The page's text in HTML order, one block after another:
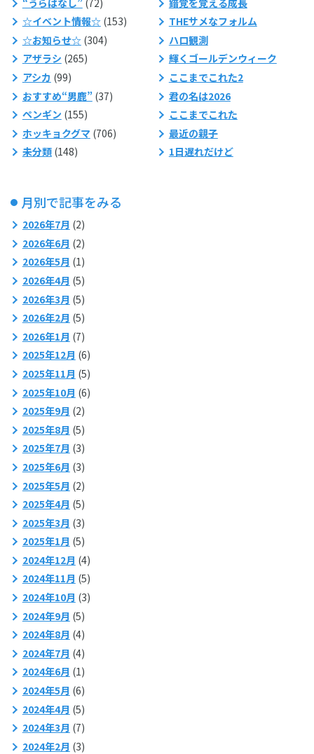
☆イベント情報☆(153)
☆お知らせ☆(304)
アザラシ (265)
アシカ (99)
おすすめ“男鹿”(37)
ペンギン (155)
ホッキョクグマ (706)
未分類(148)
THEサメなフォルム
ハロ観測
輝くゴールデンウィーク
ここまでこれた2
君の名は2026
ここまでこれた
最近の親子
1日遅れだけど
月別で記事をみる
2026年7月 (2)
2026年6月 (2)
2026年5月 (1)
2026年4月 (5)
2026年3月 (5)
2026年2月 (5)
2026年1月 (7)
2025年12月 (6)
2025年11月 (5)
2025年10月 (6)
2025年9月 (2)
2025年8月 (5)
2025年7月 (3)
2025年6月 (3)
2025年5月 (2)
2025年4月 (5)
2025年3月 (3)
2025年1月 (5)
2024年12月 (4)
2024年11月 (5)
2024年10月 (3)
2024年9月 (5)
2024年8月 (4)
2024年7月 (4)
2024年6月 (1)
2024年5月 (6)
2024年4月 (5)
2024年3月 (7)
2024年2月 (3)